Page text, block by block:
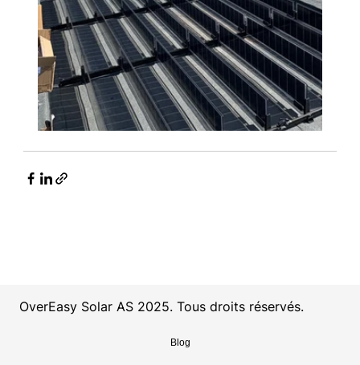
Blog
OverEasy Solar AS 2025. Tous droits réservés.